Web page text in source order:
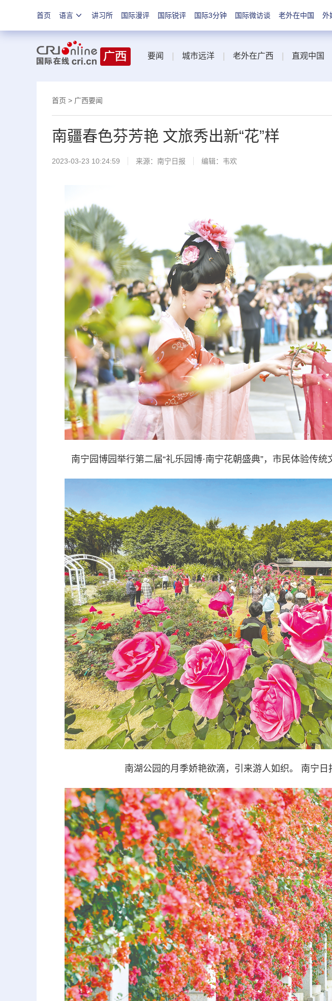
首页 语言 讲习所 国际漫评 国际锐评 国际3分钟 国际微访谈 老外在中国 外
要闻 城市远洋 老外在广西 直观中国
首页 > 广西要闻
南疆春色芬芳艳 文旅秀出新“花”样
2023-03-23 10:24:59 来源： 南宁日报 编辑：韦欢
南宁园博园举行第二届“礼乐园博·南宁花朝盛典”，市民体验传
南湖公园的月季娇艳欲滴，引来游人如织。 南宁日